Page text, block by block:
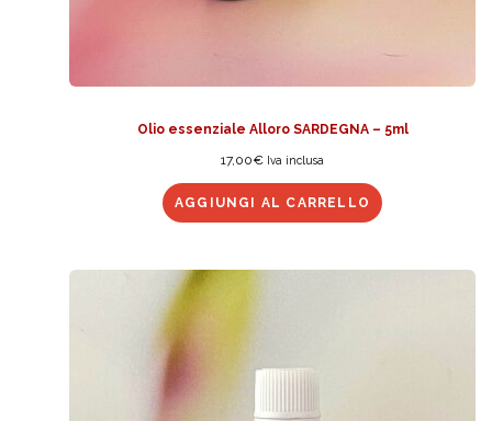
Olio essenziale Alloro SARDEGNA – 5ml
17,00€ Iva inclusa
AGGIUNGI AL CARRELLO